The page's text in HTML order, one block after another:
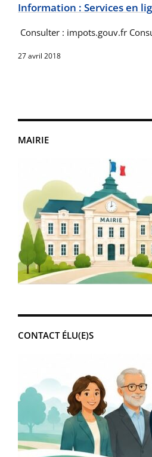
MAIRIE
CONTACT ÉLU(E)S
Information : Services en
Consulter : impots.gouv.fr
27 avril 2018